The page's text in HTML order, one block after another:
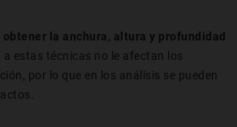
obtener la anchura, altura y profundidad
a estas técnicas no le afectan los
por lo que en los análisis se pueden